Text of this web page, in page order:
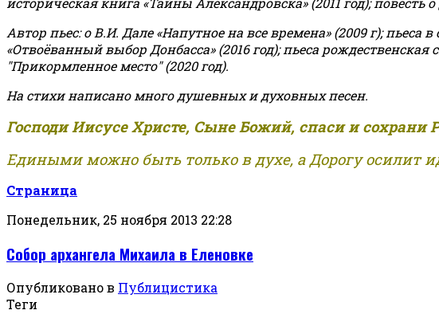
Автор пьес: о В.И. Дале «Напутное на все времена» (2009 г); пьеса
«Отвоёванный выбор Донбасса» (2016 год); пьеса рождественская
"Прикормленное место" (2020 год).
На стихи написано много душевных и духовных песен.
Господи Иисусе Христе, Сыне Божий, спаси и
Едиными можно быть только в духе, а Дорогу осилит
Страница
Понедельник, 25 ноября 2013 22:28
Собор архангела Михаила в Еленовке
Опубликовано в Публицистика
Теги